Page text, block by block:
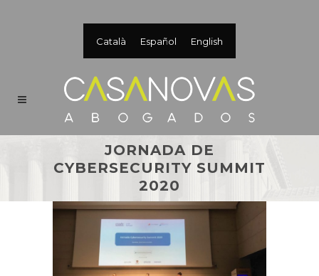
Català Español English
JORNADA DE
CYBERSECURITY SUMMIT
2020